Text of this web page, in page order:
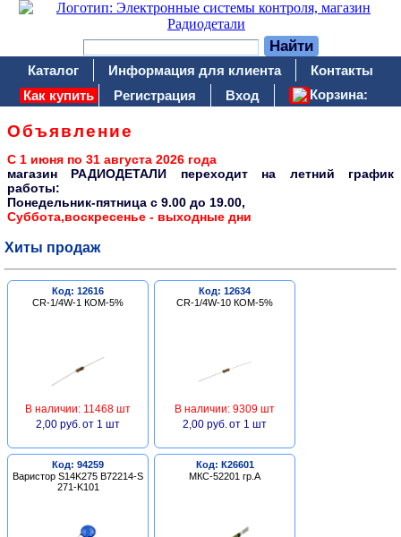
Каталог Информация для клиента
Контакты
Как купить
Регистрация Вход Корзина:
Объявление
С 1 июня по 31 августа 2026 года
магазин РАДИОДЕТАЛИ переходит на летний график
работы:
Понедельник-пятница c 9.00 до 19.00,
Суббота,воскресенье - выходные дни
Хиты продаж
Код: 12616
CR-1/4W-1 КОМ-5%
В наличии: 11468 шт
2,00 руб. от 1 шт
Код: 12634
CR-1/4W-10 КОМ-5%
В наличии: 9309 шт
2,00 руб. от 1 шт
Код: 94259
Варистор S14K275 B72214-S
271-K101
Код: К26601
МКС-52201 гр.А